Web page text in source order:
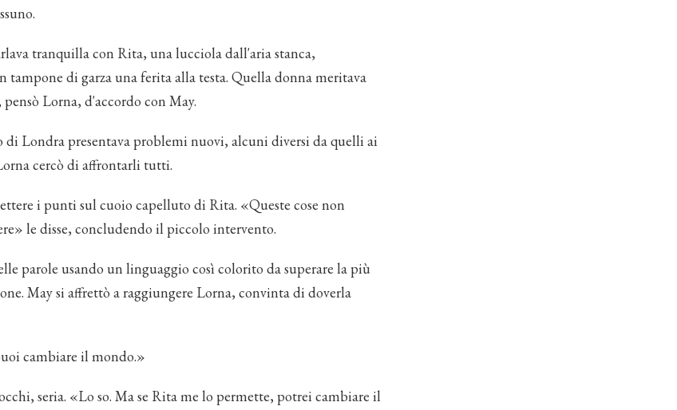
tranquilla con Rita, una lucciola dall'aria stanca,
tampone di garza una ferita alla testa. Quella donna meritava
Lorna, d'accordo con May.
di Londra presentava problemi nuovi, alcuni diversi da quelli ai
cercò di affrontarli tutti.
i punti sul cuoio capelluto di Rita. «Queste cose non
le disse, concludendo il piccolo intervento.
parole usando un linguaggio così colorito da superare la più
May si affrettò a raggiungere Lorna, convinta di doverla
cambiare il mondo.»
seria. «Lo so. Ma se Rita me lo permette, potrei cambiare il